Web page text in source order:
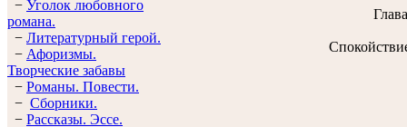
− Уголок любовного
романа.
− Литературный герой.
− Афоризмы.
Творческие забавы
− Романы. Повести.
− Сборники.
− Рассказы. Эссe.